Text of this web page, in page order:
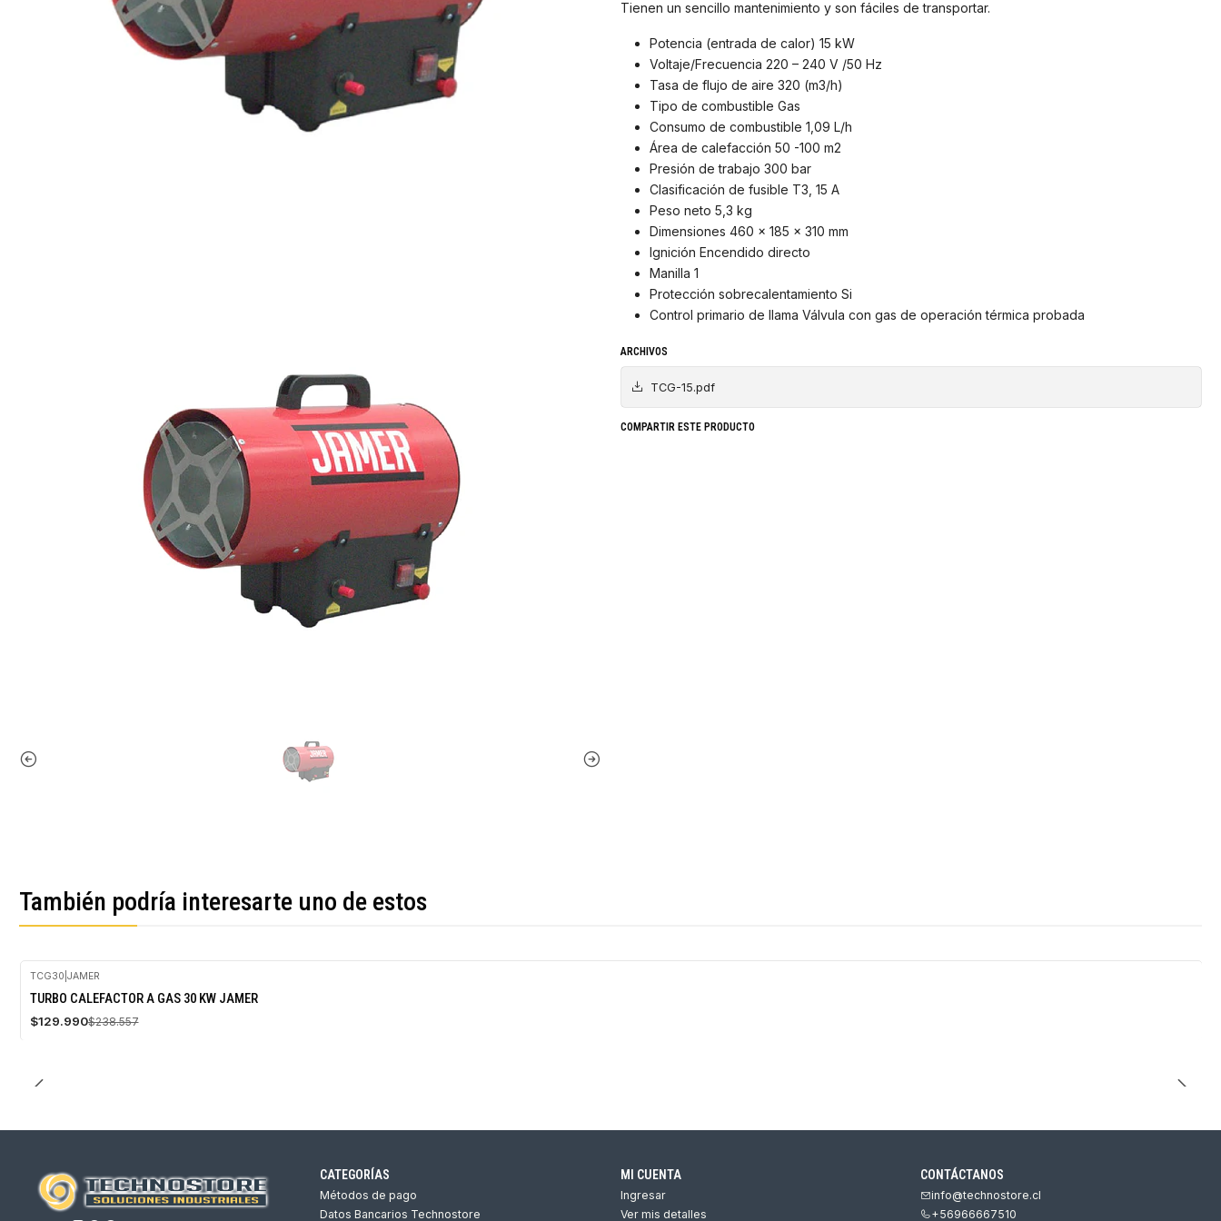
Tienen un sencillo mantenimiento y son fáciles de transportar.
Potencia (entrada de calor) 15 kW
Voltaje/Frecuencia 220 – 240 V /50 Hz
Tasa de flujo de aire 320 (m3/h)
Tipo de combustible Gas
Consumo de combustible 1,09 L/h
Área de calefacción 50 -100 m2
Presión de trabajo 300 bar
Clasificación de fusible T3, 15 A
Peso neto 5,3 kg
Dimensiones 460 x 185 x 310 mm
Ignición Encendido directo
Manilla 1
Protección sobrecalentamiento Si
Control primario de llama Válvula con gas de operación térmica probada
ARCHIVOS
TCG-15.pdf
COMPARTIR ESTE PRODUCTO
También podría interesarte uno de estos
-46%
OFF
TCG30 JAMER
TURBO CALEFACTOR A GAS 30 KW JAMER
$129.990$238.557
CATEGORÍAS
Métodos de pago
Datos Bancarios Technostore
MI CUENTA
Ingresar
Ver mis detalles
CONTÁCTANOS
info@technostore.cl
+56966667510